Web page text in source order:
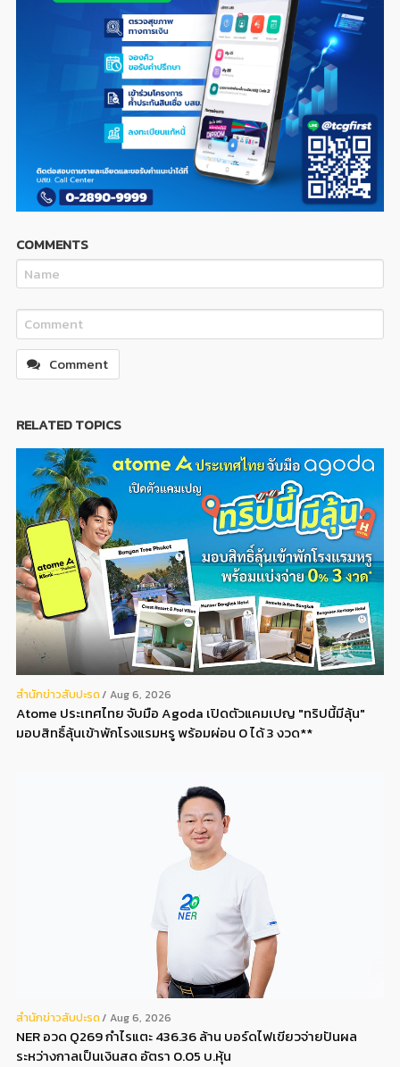
COMMENTS
Comment
RELATED TOPICS
สํานักข่าวสับปะรด Aug 6, 2026
Atome ประเทศไทย จับมือ Agoda เปิดตัวแคมเปญ "ทริปนี้มีลุ้น"
มอบสิทธิ์ลุ้นเข้าพักโรงแรมหรู พร้อมผ่อน 0 ได้ 3 งวด**
สํานักข่าวสับปะรด Aug 6, 2026
NER อวด Q269 กำไรแตะ 436.36 ล้าน บอร์ดไฟเขียวจ่ายปันผล
ระหว่างกาลเป็นเงินสด อัตรา 0.05 บ.หุ้น